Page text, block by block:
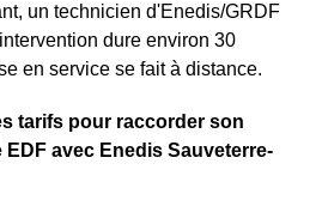
un technicien d'Enedis/GRDF
dure environ 30
en service se fait à distance.
tarifs pour raccorder son
avec Enedis Sauveterre-